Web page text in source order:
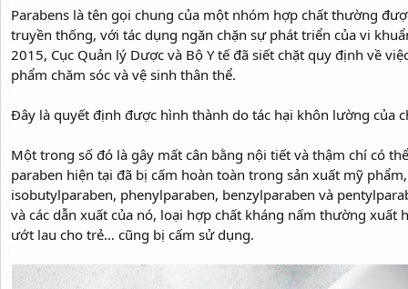
Parabens là tên gọi chung của một nhóm hợp chất thường
truyền thống, với tác dụng ngăn chặn sự phát triển của vi
2015, Cục Quản lý Dược và Bộ Y tế đã siết chặt quy định về
phẩm chăm sóc và vệ sinh thân thể.
Đây là quyết định được hình thành do tác hại khôn lường của
Một trong số đó là gây mất cân bằng nội tiết và thậm chí có
paraben hiện tại đã bị cấm hoàn toàn trong sản xuất mỹ
isobutylparaben, phenylparaben, benzylparaben và
và các dẫn xuất của nó, loại hợp chất kháng nấm thường
ướt lau cho trẻ… cũng bị cấm sử dụng.